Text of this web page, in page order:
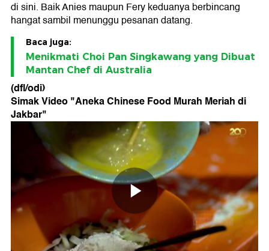
di sini. Baik Anies maupun Fery keduanya berbincang
hangat sambil menunggu pesanan datang.
Baca juga:
Menikmati Choi Pan Singkawang yang Dibuat
Mantan Chef di Australia
(dfl/odi)
Simak Video "Aneka Chinese Food Murah Meriah di
Jakbar"